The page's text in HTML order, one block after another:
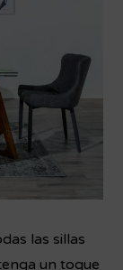
las sillas
un toque